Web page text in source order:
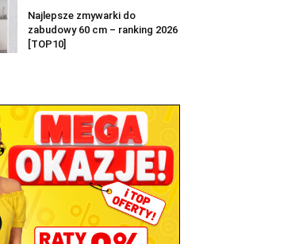
Najlepsze zmywarki do
zabudowy 60 cm – ranking 2026
[TOP10]